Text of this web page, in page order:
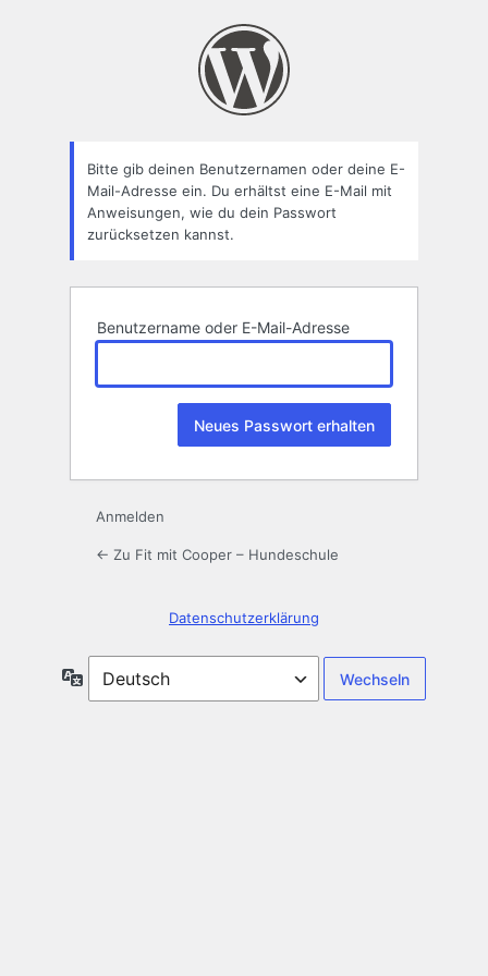
Bitte gib deinen Benutzernamen oder deine E-
Mail-Adresse ein. Du erhältst eine E-Mail mit
Anweisungen, wie du dein Passwort
zurücksetzen kannst.
Benutzername oder E-Mail-Adresse
Anmelden
← Zu Fit mit Cooper – Hundeschule
Datenschutzerklärung
Sprache